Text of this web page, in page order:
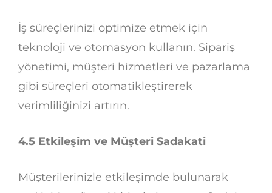
İş süreçlerinizi optimize etmek için
teknoloji ve otomasyon kullanın. Sipariş
yönetimi, müşteri hizmetleri ve pazarlama
gibi süreçleri otomatikleştirerek
verimliliğinizi artırın.
4.5 Etkileşim ve Müşteri Sadakati
Müşterilerinizle etkileşimde bulunarak